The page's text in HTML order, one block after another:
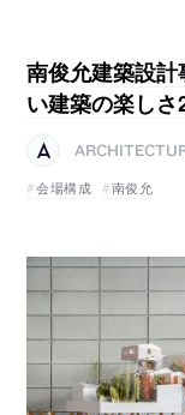
南俊允建築設
い建築の楽し
会場構成
南俊允